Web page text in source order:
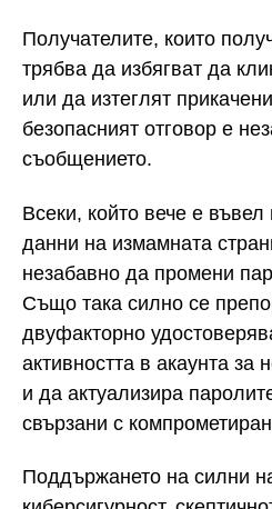
Получателите, които
трябва да избягват да
или да изтеглят
безопасният отговор е
съобщението.
Всеки, който вече е
данни на измамната
незабавно да промени
Също така силно се
двуфакторно
активността в акаунта за
и да актуализира
свързани с
Поддържането на силни